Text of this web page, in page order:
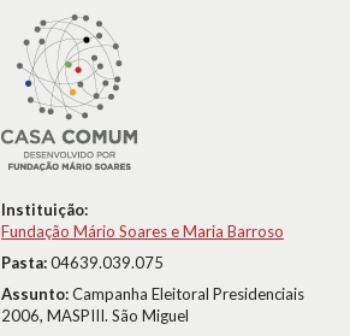
Instituição:
Fundação Mário Soares e Maria Barroso
Pasta:04639.039.075
Assunto:Campanha Eleitoral Presidenciais
2006, MASPIII. São Miguel